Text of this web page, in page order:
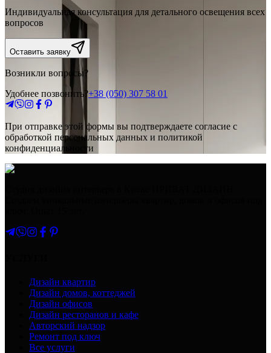
Индивидуальная консультация для детального освещения всех
вопросов
Оставить заявку
Возникли вопросы?
Удобнее позвонить?+38 (050) 307 58 01
При отправке этой формы вы подтверждаете согласие с
обработкой персональных данных и политикой
конфиденциальности
Дизайн квартир
Дизайн домов, коттеджей
Дизайн офисов
Дизайн ресторанов и кафе
Авторский надзор
Ремонт под ключ
Все услуги